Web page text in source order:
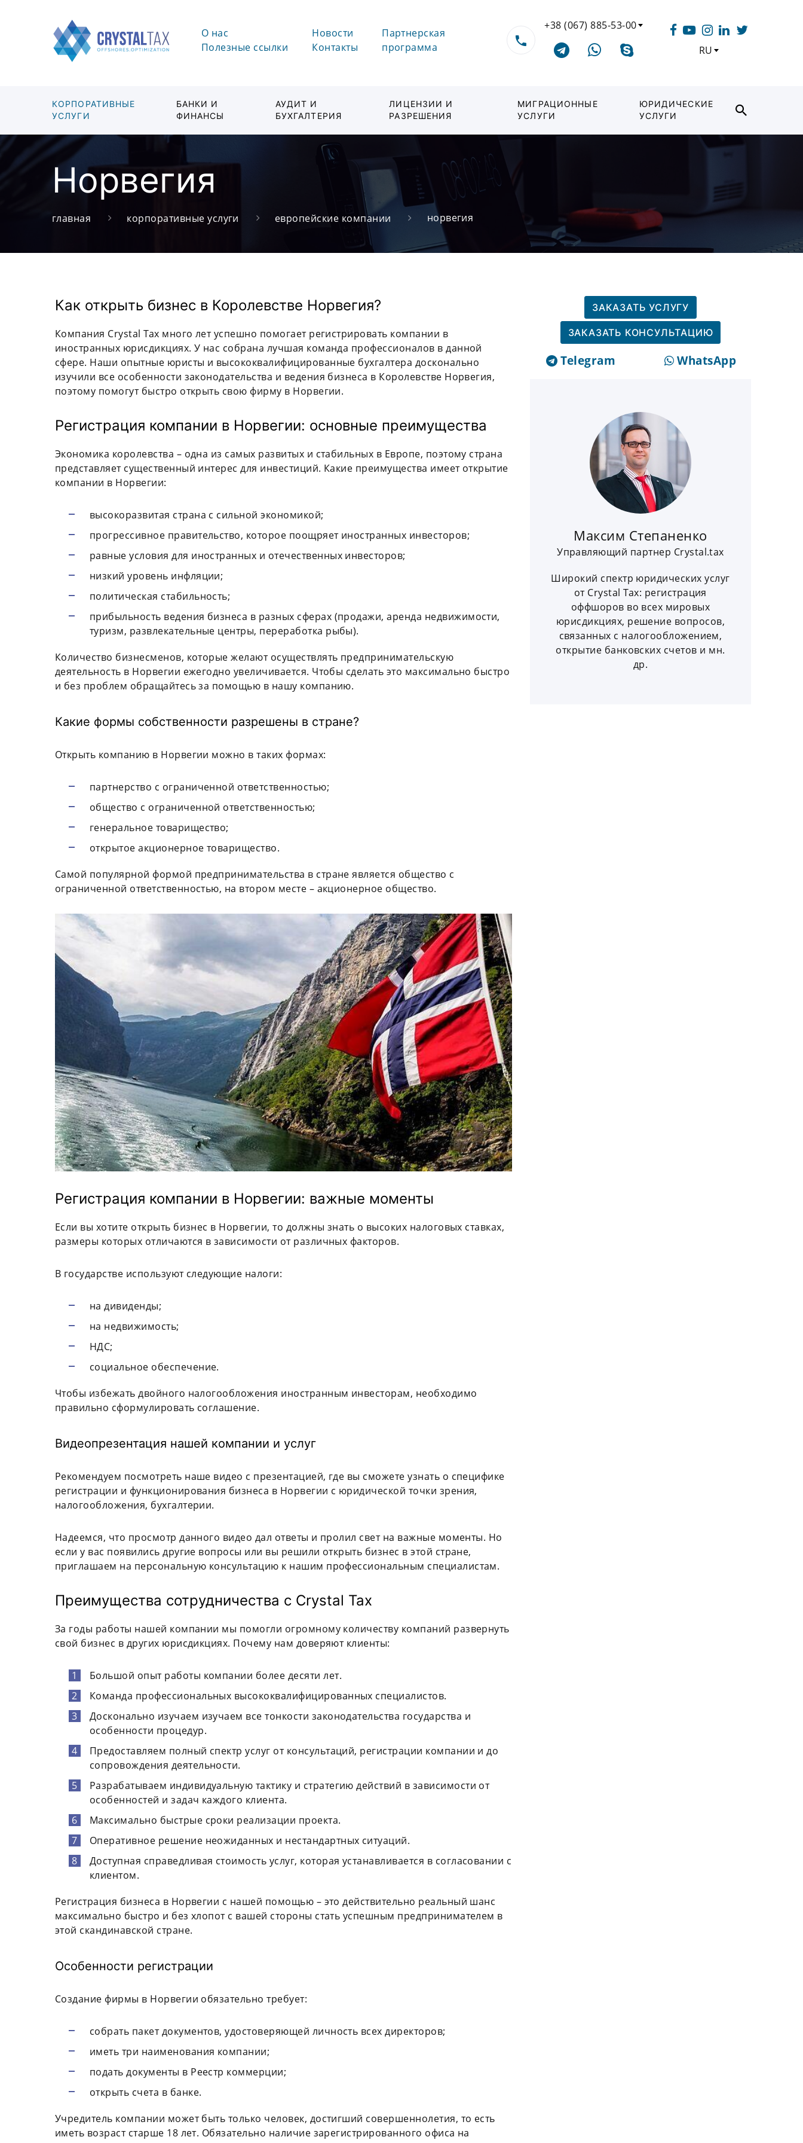
О нас
Полезные ссылки
Новости
Контакты
Партнерская
программа
+38 (067) 885-53-00
RU
КОРПОРАТИВНЫЕ
УСЛУГИ
БАНКИ И
ФИНАНСЫ
АУДИТ И
БУХГАЛТЕРИЯ
ЛИЦЕНЗИИ И
РАЗРЕШЕНИЯ
МИГРАЦИОННЫЕ
УСЛУГИ
ЮРИДИЧЕСКИЕ
УСЛУГИ
Норвегия
главная корпоративные услуги европейские компании норвегия
Как открыть бизнес в Королевстве Норвегия?
Компания Crystal Tax много лет успешно помогает регистрировать компании в
иностранных юрисдикциях. У нас собрана лучшая команда профессионалов в данной
сфере. Наши опытные юристы и высококвалифицированные бухгалтера досконально
изучили все особенности законодательства и ведения бизнеса в Королевстве Норвегия,
поэтому помогут быстро открыть свою фирму в Норвегии.
Регистрация компании в Норвегии: основные преимущества
Экономика королевства – одна из самых развитых и стабильных в Европе, поэтому страна
представляет существенный интерес для инвестиций. Какие преимущества имеет открытие
компании в Норвегии:
высокоразвитая страна с сильной экономикой;
прогрессивное правительство, которое поощряет иностранных инвесторов;
равные условия для иностранных и отечественных инвесторов;
низкий уровень инфляции;
политическая стабильность;
прибыльность ведения бизнеса в разных сферах (продажи, аренда недвижимости,
туризм, развлекательные центры, переработка рыбы).
Количество бизнесменов, которые желают осуществлять предпринимательскую
деятельность в Норвегии ежегодно увеличивается. Чтобы сделать это максимально быстро
и без проблем обращайтесь за помощью в нашу компанию.
Какие формы собственности разрешены в стране?
Открыть компанию в Норвегии можно в таких формах:
партнерство с ограниченной ответственностью;
общество с ограниченной ответственностью;
генеральное товарищество;
открытое акционерное товарищество.
Самой популярной формой предпринимательства в стране является общество с
ограниченной ответственностью, на втором месте – акционерное общество.
Регистрация компании в Норвегии: важные моменты
Если вы хотите открыть бизнес в Норвегии, то должны знать о высоких налоговых ставках,
размеры которых отличаются в зависимости от различных факторов.
В государстве используют следующие налоги:
на дивиденды;
на недвижимость;
НДС;
социальное обеспечение.
Чтобы избежать двойного налогообложения иностранным инвесторам, необходимо
правильно сформулировать соглашение.
Видеопрезентация нашей компании и услуг
Рекомендуем посмотреть наше видео с презентацией, где вы сможете узнать о специфике
регистрации и функционирования бизнеса в Норвегии с юридической точки зрения,
налогообложения, бухгалтерии.
Надеемся, что просмотр данного видео дал ответы и пролил свет на важные моменты. Но
если у вас появились другие вопросы или вы решили открыть бизнес в этой стране,
приглашаем на персональную консультацию к нашим профессиональным специалистам.
Преимущества сотрудничества с Crystal Tax
За годы работы нашей компании мы помогли огромному количеству компаний развернуть
свой бизнес в других юрисдикциях. Почему нам доверяют клиенты:
Большой опыт работы компании более десяти лет.
Команда профессиональных высококвалифицированных специалистов.
Досконально изучаем изучаем все тонкости законодательства государства и
особенности процедур.
Предоставляем полный спектр услуг от консультаций, регистрации компании и до
сопровождения деятельности.
Разрабатываем индивидуальную тактику и стратегию действий в зависимости от
особенностей и задач каждого клиента.
Максимально быстрые сроки реализации проекта.
Оперативное решение неожиданных и нестандартных ситуаций.
Доступная справедливая стоимость услуг, которая устанавливается в согласовании с
клиентом.
Регистрация бизнеса в Норвегии с нашей помощью – это действительно реальный шанс
максимально быстро и без хлопот с вашей стороны стать успешным предпринимателем в
этой скандинавской стране.
Особенности регистрации
Создание фирмы в Норвегии обязательно требует:
собрать пакет документов, удостоверяющей личность всех директоров;
иметь три наименования компании;
подать документы в Реестр коммерции;
открыть счета в банке.
Учредитель компании может быть только человек, достигший совершеннолетия, то есть
иметь возраст старше 18 лет. Обязательно наличие зарегистрированного офиса на
ЗАКАЗАТЬ УСЛУГУ
ЗАКАЗАТЬ КОНСУЛЬТАЦИЮ
Telegram WhatsApp
Максим Степаненко
Управляющий партнер Crystal.tax
Широкий спектр юридических услуг
от Crystal Tax: регистрация
оффшоров во всех мировых
юрисдикциях, решение вопросов,
связанных с налогообложением,
открытие банковских счетов и мн.
др.